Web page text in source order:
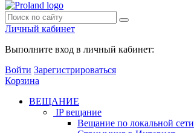
Личный кабинет
Выполните вход в личный кабинет:
Войти Зарегистрироваться
Корзина
ВЕЩАНИЕ
IP вещание
Вещание по локальной сети